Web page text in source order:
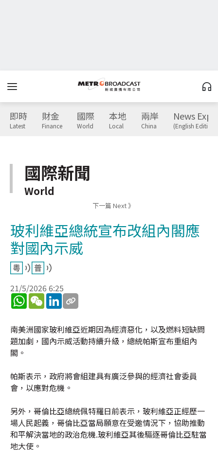
即時
Latest
財金
Finance
國際
World
本地
Local
兩岸
China
News
(English Edition)
國際新聞
World
下一篇 Next 》
玻利維亞總統宣布改組內閣應
對國內示威
21/5/2026 6:25
WhatsApp
WeChatLinkedIn
南美洲國家玻利維亞近期因為經濟惡化，以及燃料短缺問
題加劇，國內示威活動持續升級，總統帕斯宣布重組內
閣。
帕斯表示，政府將會組建具有廣泛參與的經濟社會委員
會，以應對危機。
另外，哥倫比亞總統佩特羅日前表示，玻利維亞正經歷一
場人民起義，哥倫比亞當局願意在受邀情況下，協助推動
和平解決當地的政治危機.玻利維亞其後驅逐哥倫比亞駐當
地大使。